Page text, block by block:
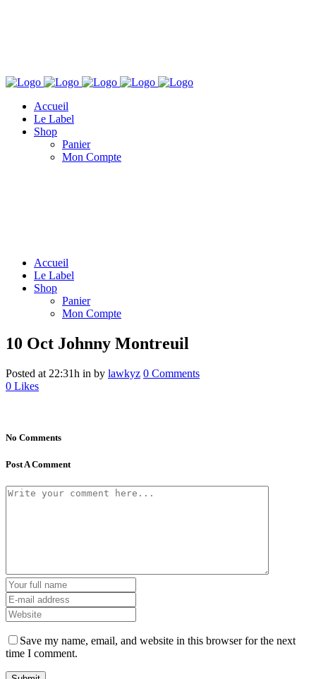
Accueil
Le Label
Shop
Panier
Mon Compte
Accueil
Le Label
Shop
Panier
Mon Compte
10 Oct Johnny Montreuil
Posted at 22:31h in by lawkyz 0 Comments
0 Likes
No Comments
Post A Comment
Save my name, email, and website in this browser for the next
time I comment.